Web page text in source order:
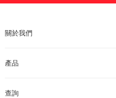
關於我們
產品
查詢